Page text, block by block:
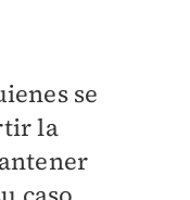
se
la